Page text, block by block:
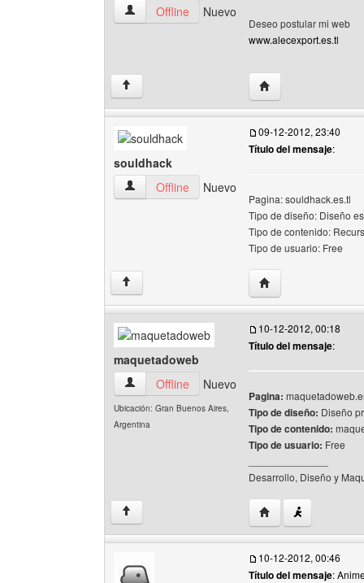
alecexport Ver perfil del usuario
Offline Nuevo
Deseo postular mi web
www.alecexport.es.tl
↑ Visitar sitio web del
souldhack
souldhack Ver perfil del usuario
Offline Nuevo
09-12-2012, 23:40
Título del mensaje:
Pagina: souldhack.es.tl
Tipo de diseño: Diseño
Tipo de contenido:
Tipo de usuario: Free
↑ Visitar sitio web del
maquetadoweb
maquetadoweb Ver perfil del usuario
Offline Nuevo
Ubicación: Gran Buenos Aires,
Argentina
10-12-2012, 00:18
Título del mensaje:
Pagina:
Tipo de diseño: Diseño
Tipo de contenido:
Tipo de usuario: Free
Desarrollo, Diseño y
↑ Visitar sitio web del
10-12-2012, 00:46
Título del mensaje: